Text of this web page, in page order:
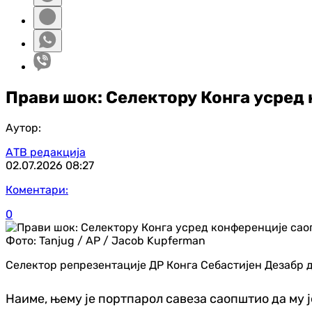
Прави шок: Селектору Конга усред
Аутор:
АТВ редакција
02.07.2026 08:27
Коментари:
0
Фото: Tanjug / AP / Jacob Kupferman
Селектор репрезентације ДР Конга Себастијен
Наиме, њему је портпарол савеза саопштио да му